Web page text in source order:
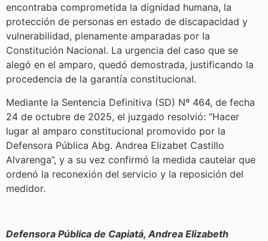
encontraba comprometida la dignidad humana, la
protección de personas en estado de discapacidad y
vulnerabilidad, plenamente amparadas por la
Constitución Nacional. La urgencia del caso que se
alegó en el amparo, quedó demostrada, justificando la
procedencia de la garantía constitucional.
Mediante la Sentencia Definitiva (SD) Nº 464, de fecha
24 de octubre de 2025, el juzgado resolvió: “Hacer
lugar al amparo constitucional promovido por la
Defensora Pública Abg. Andrea Elizabet Castillo
Alvarenga”, y a su vez confirmó la medida cautelar que
ordenó la reconexión del servicio y la reposición del
medidor.
Defensora Pública de Capiatá, Andrea Elizabeth